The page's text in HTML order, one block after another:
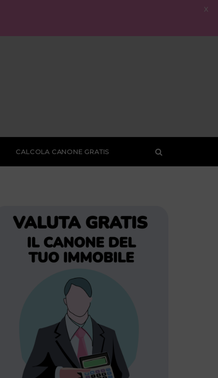
CALCOLA CANONE GRATIS
X